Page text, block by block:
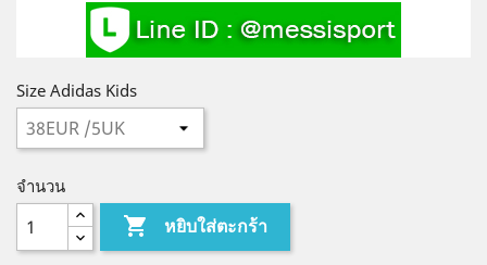
Size Adidas Kids
จำนวน
 หยิบใส่ตะกร้า